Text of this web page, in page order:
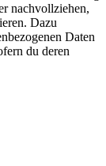
nachvollziehen,
Dazu
Daten
du deren